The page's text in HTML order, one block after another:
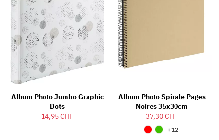
Album Photo Jumbo Graphic
Dots
14,95 CHF
Album Photo Spirale Pages
Noires 35x30cm
37,30 CHF
+12